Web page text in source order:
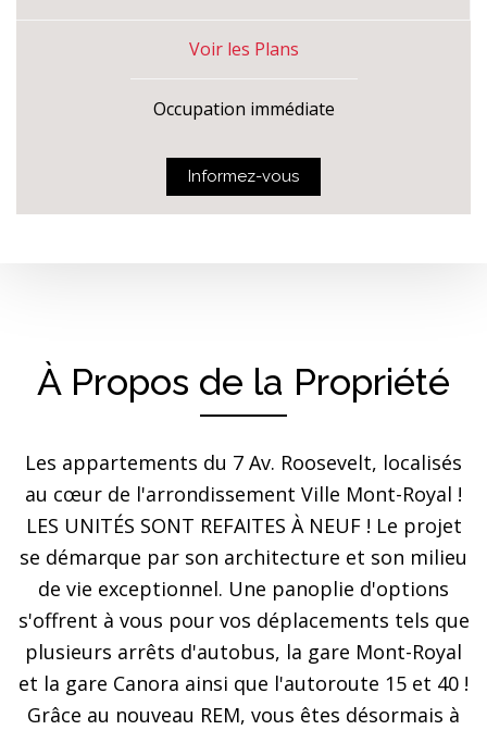
Voir les Plans
Occupation immédiate
Informez-vous
À Propos de la Propriété
Les appartements du 7 Av. Roosevelt, localisés
au cœur de l'arrondissement Ville Mont-Royal !
LES UNITÉS SONT REFAITES À NEUF ! Le projet
se démarque par son architecture et son milieu
de vie exceptionnel. Une panoplie d'options
s'offrent à vous pour vos déplacements tels que
plusieurs arrêts d'autobus, la gare Mont-Royal
et la gare Canora ainsi que l'autoroute 15 et 40 !
Grâce au nouveau REM, vous êtes désormais à